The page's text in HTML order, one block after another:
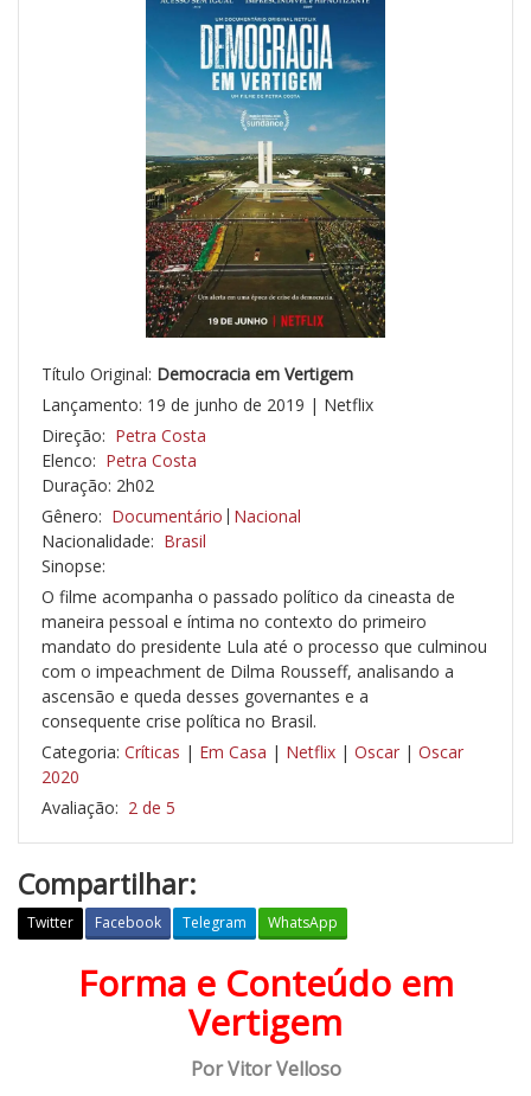
Título Original: Democracia em Vertigem
Lançamento: 19 de junho de 2019 | Netflix
Direção: Petra Costa
Elenco: Petra Costa
Duração: 2h02
Gênero: Documentário Nacional
Nacionalidade: Brasil
Sinopse:
O filme acompanha o passado político da cineasta de
maneira pessoal e íntima no contexto do primeiro
mandato do presidente Lula até o processo que culminou
com o impeachment de Dilma Rousseff, analisando a
ascensão e queda desses governantes e a
consequente crise política no Brasil.
Categoria: Críticas | Em Casa | Netflix | Oscar | Oscar
2020
Avaliação: 2 de 5
Compartilhar:
Twitter Facebook Telegram WhatsApp
Forma e Conteúdo em
Vertigem
Por Vitor Velloso